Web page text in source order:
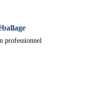
professionnel